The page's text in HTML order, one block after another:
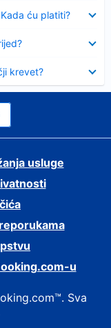
ću platiti?
krevet?
usluge
u
Sva